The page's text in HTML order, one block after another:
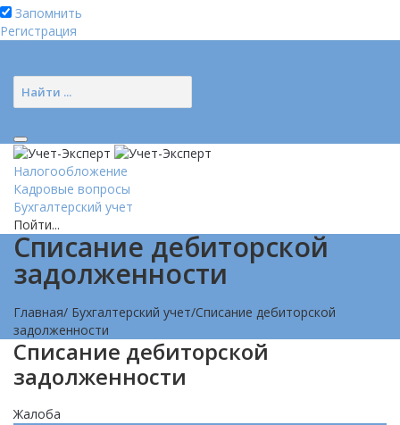
Запомнить
Регистрация
Налогообложение
Кадровые вопросы
Бухгалтерский учет
Пойти...
Списание дебиторской
задолженности
Главная/ Бухгалтерский учет/Списание дебиторской
задолженности
Списание дебиторской
задолженности
Жалоба